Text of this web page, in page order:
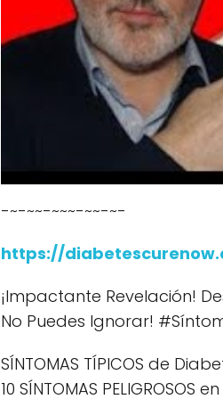
-~-~~-~~~-~~-~-
https://
¡Impactante Revelación!
No Puedes Ignorar!
SÍNTOMAS TÍPICOS de
10 SÍNTOMAS